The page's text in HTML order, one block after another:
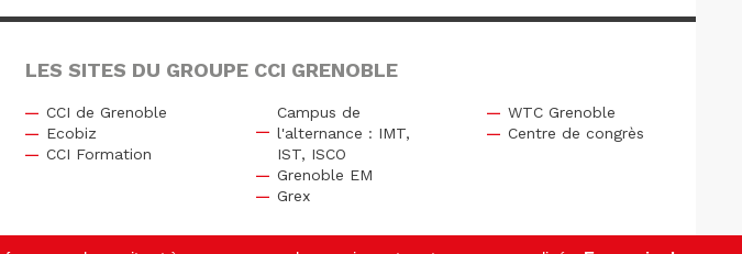
LES SITES DU GROUPE CCI GRENOBLE
CCI de Grenoble
Ecobiz
CCI Formation
Campus de
l'alternance : IMT,
IST, ISCO
Grenoble EM
Grex
WTC Grenoble
Centre de congrès